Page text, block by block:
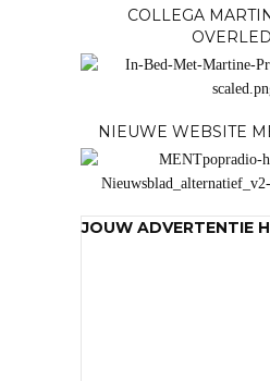
COLLEGA
NIEUWE WEBSITE
JOUW ADVERTENTIE